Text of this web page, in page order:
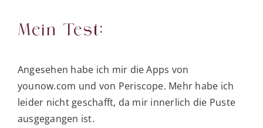
Mein Test:
Angesehen habe ich mir die Apps von
younow.com und von Periscope. Mehr habe ich
leider nicht geschafft, da mir innerlich die Puste
ausgegangen ist.